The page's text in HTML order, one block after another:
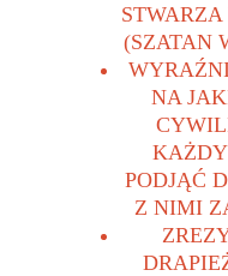
(SZATAN
NA
PODJĄĆ
Z NIMI